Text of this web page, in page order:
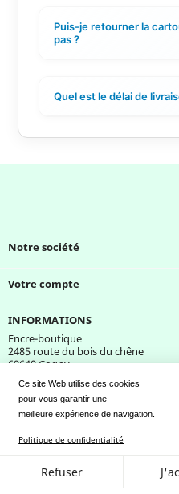
Ce site Web utilise des cookies
pour vous garantir une
meilleure expérience de navigation.
Politique de confidentialité
Refuser
Puis-je retourner la
pas ?
Quel est le délai de
Notre société
Votre compte
INFORMATIONS
Encre-boutique
2485 route du bois du chêne
69640 Cogny
France